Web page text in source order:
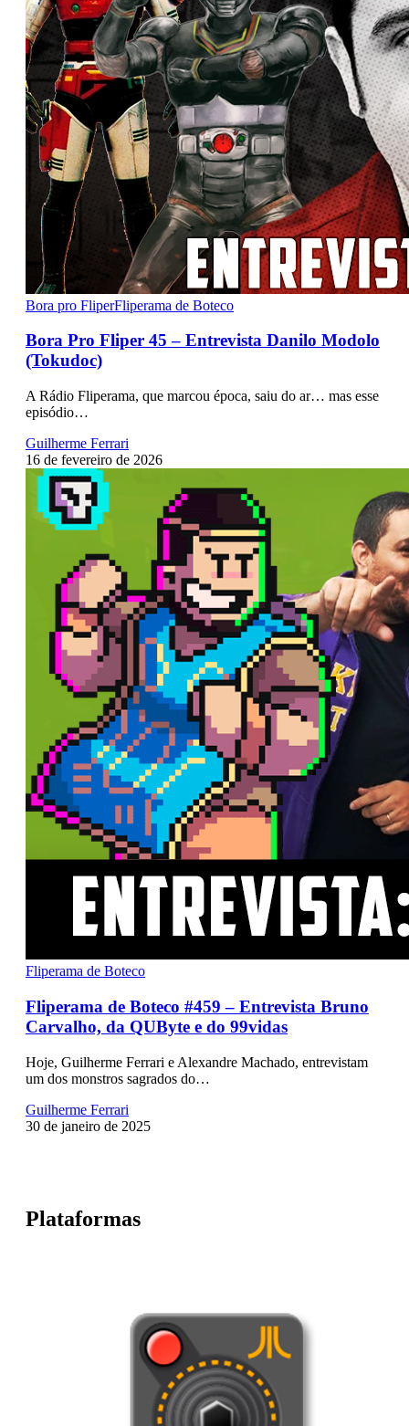
Bora pro FliperFliperama de Boteco
Bora Pro Fliper 45 – Entrevista Danilo Modolo
(Tokudoc)
A Rádio Fliperama, que marcou época, saiu do ar… mas esse
episódio…
Guilherme Ferrari
16 de fevereiro de 2026
Fliperama de Boteco
Fliperama de Boteco #459 – Entrevista Bruno
Carvalho, da QUByte e do 99vidas
Hoje, Guilherme Ferrari e Alexandre Machado, entrevistam
um dos monstros sagrados do…
Guilherme Ferrari
30 de janeiro de 2025
Plataformas